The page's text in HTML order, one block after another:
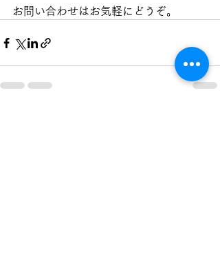
お問い合わせはお気軽にどうぞ。